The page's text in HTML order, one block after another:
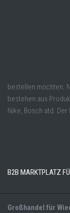
bestellen möchten.
bestehen aus
Nike, Bosch atd. Der
B2B MARKTPLATZ
Großhandel für